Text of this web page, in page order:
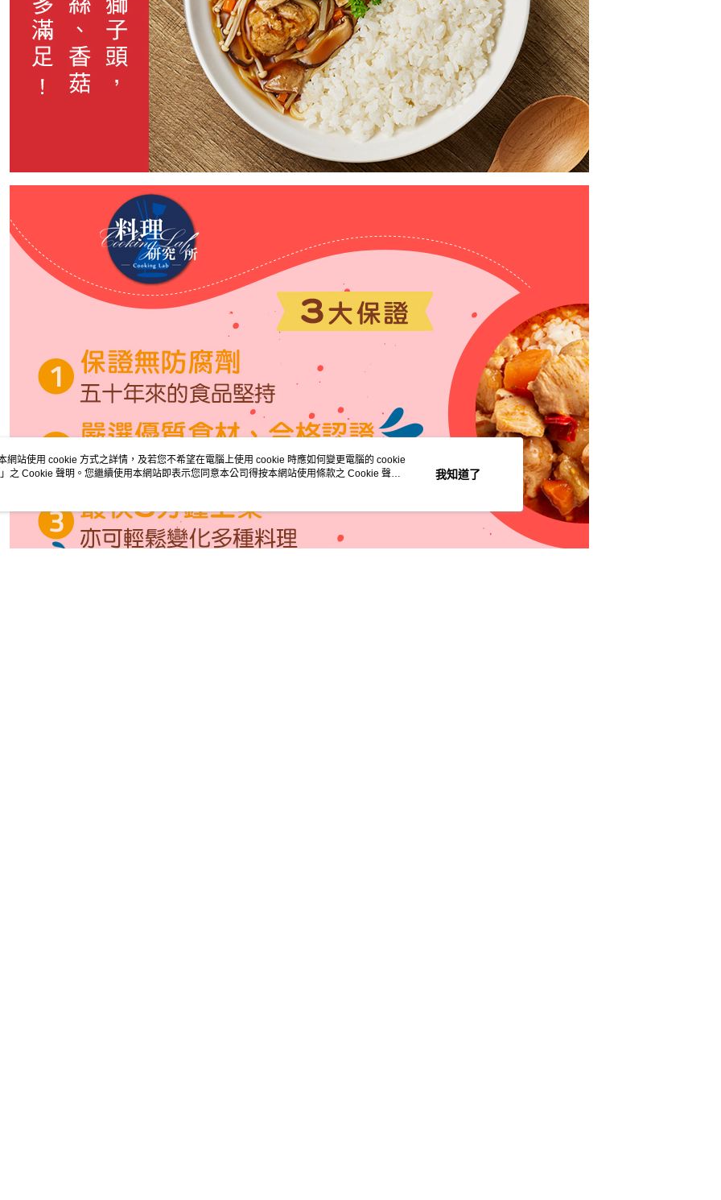
網站使用 cookie 方式之詳情，及若您不希望在電腦上使用 cookie 時應如何變更電腦的 cookie
」之 Cookie 聲明。您繼續使用本網站即表示您同意本公司得按本網站使用條款之 Cookie 聲明
我知道了